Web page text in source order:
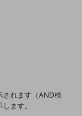
されます（AND検
ます。